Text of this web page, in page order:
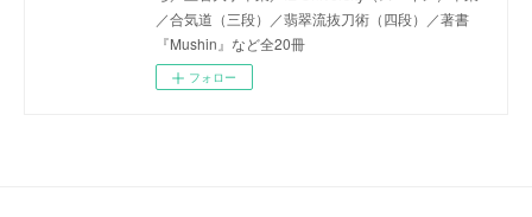
／合気道（三段）／翡翠流抜刀術（四段）／著書
『Mushin』など全20冊
フォロー